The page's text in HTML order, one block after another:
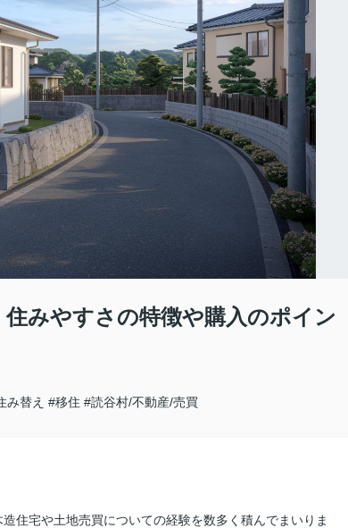
みやすさの特徴や購入のポイン
み替え #移住 #読谷村/不動産/売買
住宅や土地売買についての経験を数多く積んでまいりま